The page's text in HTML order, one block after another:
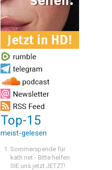
Top-15
meist-gelesen
Sommerspende für
kath.net - Bitte helfen
SIE uns jetzt JETZT!